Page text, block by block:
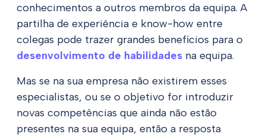
conhecimentos a outros membros da equipa. A
partilha de experiência e know-how entre
colegas pode trazer grandes benefícios para o
desenvolvimento de habilidades na equipa.
Mas se na sua empresa não existirem esses
especialistas, ou se o objetivo for introduzir
novas competências que ainda não estão
presentes na sua equipa, então a resposta